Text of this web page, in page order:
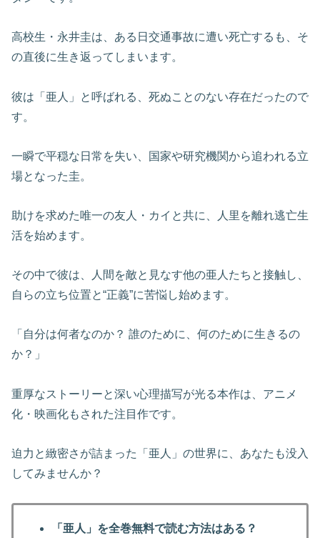
高校生・永井圭は、ある日交通事故に遭い死亡するも、そ
の直後に生き返ってしまいます。
彼は「亜人」と呼ばれる、死ぬことのない存在だったので
す。
一瞬で平穏な日常を失い、国家や研究機関から追われる立
場となった圭。
助けを求めた唯一の友人・カイと共に、人里を離れ逃亡生
活を始めます。
その中で彼は、人間を敵と見なす他の亜人たちと接触し、
自らの立ち位置と“正義”に苦悩し始めます。
「自分は何者なのか？ 誰のために、何のために生きるの
か？」
重厚なストーリーと深い心理描写が光る本作は、アニメ
化・映画化もされた注目作です。
迫力と緻密さが詰まった「亜人」の世界に、あなたも没入
してみませんか？
「亜人」を全巻無料で読む方法はある？